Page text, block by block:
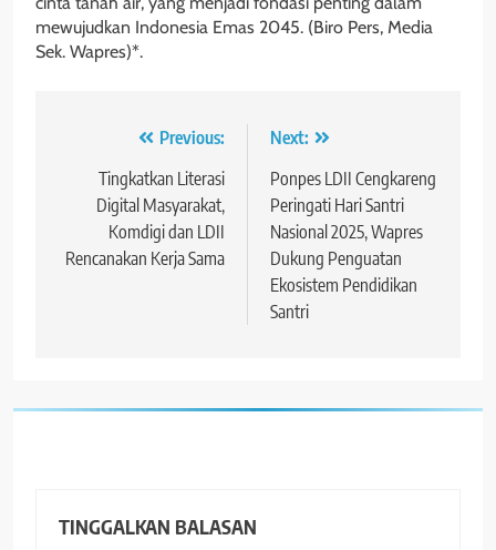
mewujudkan Indonesia Emas 2045. (Biro Pers, Media
Sek. Wapres)*.
Navigasi Previous:
Tingkatkan Literasi
Digital Masyarakat,
Komdigi dan LDII
Rencanakan Kerja Sama
Next:
Ponpes LDII Cengkareng
Peringati Hari Santri
Nasional 2025, Wapres
Dukung Penguatan
Ekosistem Pendidikan
Santri
TINGGALKAN BALASAN